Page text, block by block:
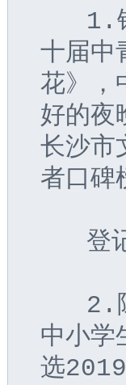
1.钟
十届中
花》，
好的夜
长沙市
者口碑
登记
2.陈
中小学
选